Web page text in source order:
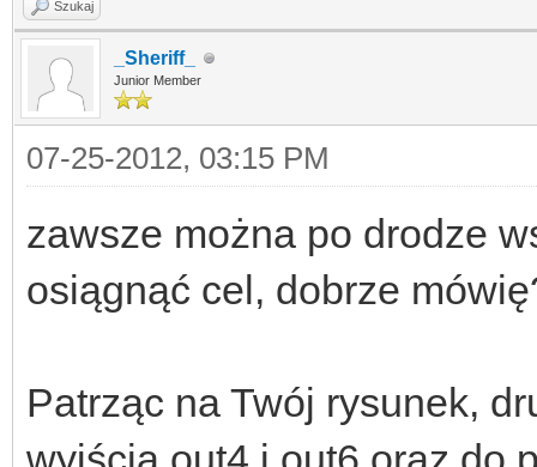
Szukaj
_Sheriff_
Junior Member
07-25-2012, 03:15 PM
zawsze można po drodze
osiągnąć cel, dobrze
Patrząc na Twój rysunek,